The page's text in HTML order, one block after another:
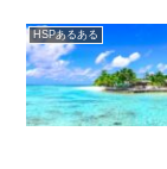
HSPあるある